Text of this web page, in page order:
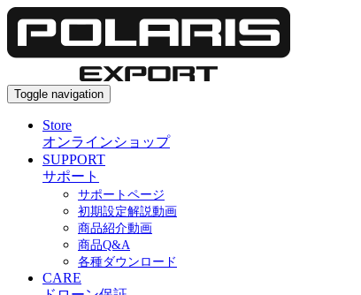
Toggle navigation
Store
オンラインショップ
SUPPORT
サポート
サポートページ
初期設定解説動画
商品紹介動画
商品Q&A
各種ダウンロード
CARE